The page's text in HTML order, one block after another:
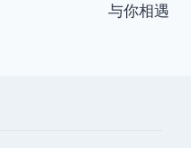
与你相遇